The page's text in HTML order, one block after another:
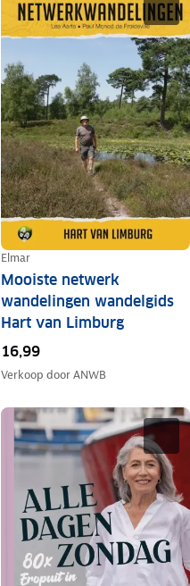
Elmar
Mooiste netwerk
wandelingen wandelgids
Hart van Limburg
16,99
Verkoop doorANWB